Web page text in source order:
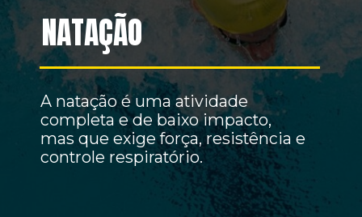
A natação é uma atividade
completa e de baixo impacto,
mas que exige força, resistência e
controle respiratório.
NATAÇÃO